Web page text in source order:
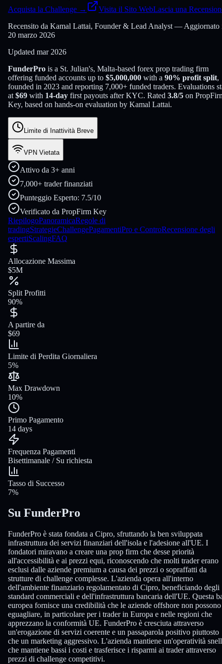
Acquista la Challenge → Visita il Sito WebLascia una
Recensito da Kamal Lattai, Founder & Lead Analyst — Aggiornato
20 marzo 2026
Updated mar 2026
FunderPro is a St. Julian's, Malta-based forex prop trading firm
offering funded accounts up to $5,000,000 with a 90% profit split,
founded in 2023 and reporting 7,000+ funded traders. Evaluations
at $69 with 14-day first payouts after KYC. Rated 3.8/5 on
Key, based on hands-on evaluation by Kamal Lattai.
Limite di Inattività Breve
VPN Vietata
Attivo da 3+ anni
7,000+ trader finanziati
Punteggio Esperto: 7.5/10
Verificato da PropFirm Key
RiepilogoPanoramicaRegole di
tradingStrategieChallengePagamentiPro e ControRecensione degli
espertiScalingFAQ
Allocazione Massima
$5M
Split Profitti
90%
A partire da
$69
Limite di Perdita Giornaliera
5%
Max Drawdown
10%
Primo Pagamento
14 days
Frequenza Pagamenti
Bisettimanale / Su richiesta
Tasso di Successo
7%
Su FunderPro
FunderPro è stata fondata a Cipro, sfruttando la ben sviluppata
infrastruttura dei servizi finanziari dell'isola e l'adesione all'UE. I
fondatori miravano a creare una prop firm che desse priorità
all'accessibilità e ai prezzi equi, riconoscendo che molti trader erano
esclusi dalle aziende premium a causa dei prezzi o sopraffatti da
strutture di challenge complesse. L'azienda opera all'interno
dell'ambiente finanziario regolamentato di Cipro, beneficiando degli
standard commerciali e dell'infrastruttura bancaria dell'UE. Questa
europea fornisce una credibilità che le aziende offshore non possono
eguagliare, in particolare per i trader in Europa e nelle regioni che
apprezzano la conformità UE. FunderPro è cresciuta attraverso
un'erogazione di servizi coerente e un passaparola positivo piuttosto
che un marketing aggressivo. L'azienda mantiene un'operatività
che mantiene bassi i costi e trasferisce i risparmi ai trader attraverso
prezzi di challenge competitivi.